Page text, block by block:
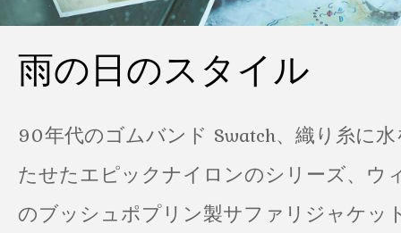
雨の日のスタイル
90年代のゴムバンド Swatch、織り糸に
たせたエピックナイロンのシリーズ、ウ
のブッシュポプリン製サファリジャケッ